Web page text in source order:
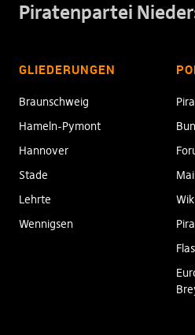
Piratenpartei
GLIEDERUNGEN
Braunschweig
Hameln-Pymont
Hannover
Stade
Lehrte
Wennigsen